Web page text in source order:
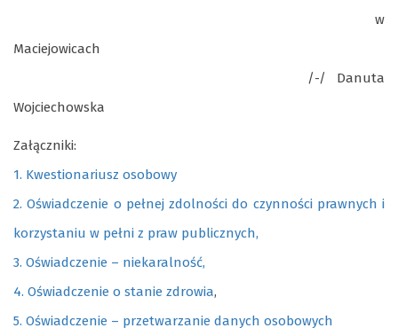
w
Maciejowicach
/-/ Danuta
Wojciechowska
Załączniki:
1. Kwestionariusz osobowy
2. Oświadczenie o pełnej zdolności do czynności prawnych i
korzystaniu w pełni z praw publicznych,
3. Oświadczenie – niekaralność,
4. Oświadczenie o stanie zdrowia,
5. Oświadczenie – przetwarzanie danych osobowych